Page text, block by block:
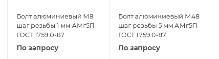
Болт алюминиевый М8
шаг резьбы 1 мм АМг5П
ГОСТ 1759.0-87
По запросу
Болт алюминиевый М48
шаг резьбы 5 мм АМг5П
ГОСТ 1759.0-87
По запросу